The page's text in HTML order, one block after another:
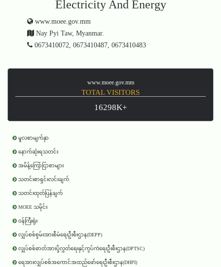
Electricity And Energy
www.moee.gov.mm
Nay Pyi Taw, Myanmar.
0673410072, 0673410487, 0673410483
www.moee.gov.mm
TOTAL VISITORS
16298K+
မူလစာမျက်နှာ
နောက်ဆုံးရသတင်း
အမိန့်ကြော်ငြာစာများ
သတင်းစာရှင်းလင်းချက်
သတင်းထုတ်ပြန်ချက်
MOEE သမိုင်း
ဝန်ကြီးရုံး
လျှပ်စစ်စွမ်းအားစီမံရေးဦးစီးဌာန(DEPP)
လျှပ်စစ်ဓာတ်အားပို့လွှတ်ရေးနှင့်ကွပ်ကဲရေးဦးစီးဌာန(DPTSC)
ရေအားလျှပ်စစ်အကောင်အထည်ဖော်ရေးဦးစီးဌာန(DHPI)